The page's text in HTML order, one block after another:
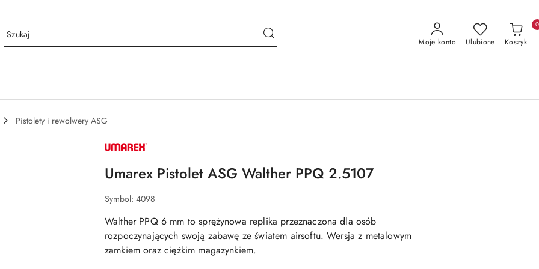
Moje konto Ulubione Koszyk
0
Pistolety i rewolwery ASG
NAZWA
PRODUCENTA:
Umarex Pistolet ASG Walther PPQ 2.5107
Symbol: 4098
Walther PPQ 6 mm to sprężynowa replika przeznaczona dla osób
rozpoczynających swoją zabawę ze światem airsoftu. Wersja z metalowym
zamkiem oraz ciężkim magazynkiem.